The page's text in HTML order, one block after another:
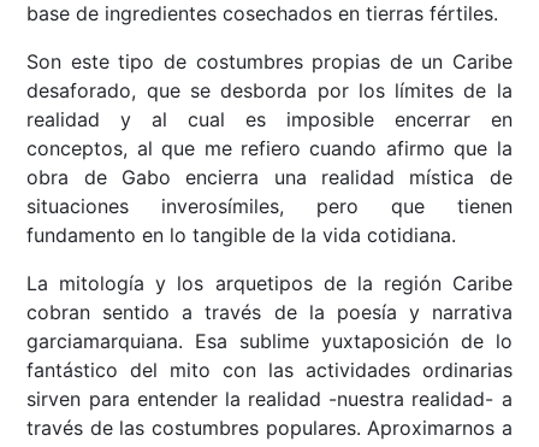
base de ingredientes cosechados en tierras fértiles.
Son este tipo de costumbres propias de un Caribe
desaforado, que se desborda por los límites de la
realidad y al cual es imposible encerrar en
conceptos, al que me refiero cuando afirmo que la
obra de Gabo encierra una realidad mística de
situaciones inverosímiles, pero que tienen
fundamento en lo tangible de la vida cotidiana.
La mitología y los arquetipos de la región Caribe
cobran sentido a través de la poesía y narrativa
garciamarquiana. Esa sublime yuxtaposición de lo
fantástico del mito con las actividades ordinarias
sirven para entender la realidad -nuestra realidad- a
través de las costumbres populares. Aproximarnos a